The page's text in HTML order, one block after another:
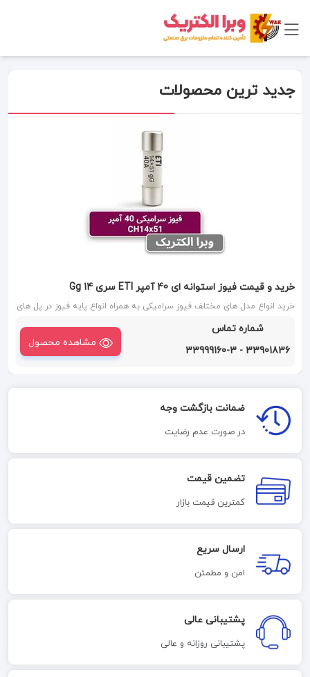
جدید ترین محصولات
خرید و قیمت فیوز استوانه ای 40 آمپر ETI سری Gg 14
خرید انواع مدل های مختلف فیوز سرامیکی به همراه انواع پایه فیوز در پل های
شماره تماس
33901836 - 33999160-3
مشاهده محصول
ضمانت بازگشت وجه
در صورت عدم رضایت
تضمین قیمت
کمترین قیمت بازار
ارسال سریع
امن و مطمئن
پشتیبانی عالی
پشتیبانی روزانه و عالی